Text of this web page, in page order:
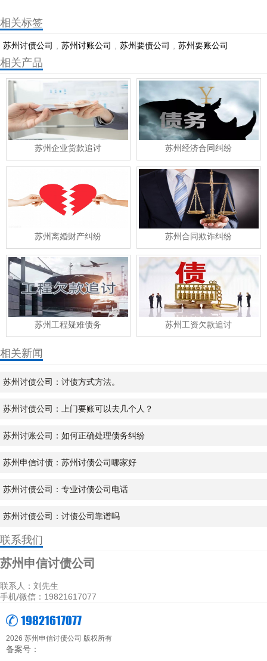
相关标签
苏州讨债公司 苏州讨账公司 苏州要债公司 ​苏州要账公司
相关产品
苏州企业货款追讨 苏州经济合同纠纷
苏州离婚财产纠纷 苏州合同欺诈纠纷
苏州工程疑难债务 苏州工资欠款追讨
相关新闻
苏州讨债公司：讨债方式方法。
苏州讨债公司：上门要账可以去几个人？
苏州讨账公司：如何正确处理债务纠纷
苏州申信讨债：苏州讨债公司哪家好
苏州讨债公司：专业讨债公司电话
苏州讨债公司：讨债公司靠谱吗
联系我们
苏州申信讨债公司
联系人：刘先生
手机/微信：19821617077
19821617077
2026 苏州申信讨债公司 版权所有
备案号：